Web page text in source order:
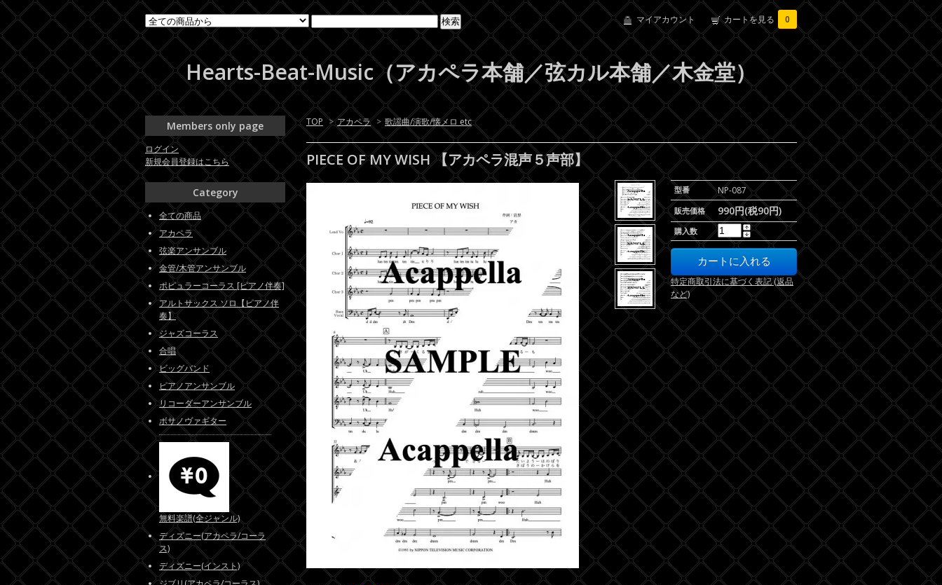
マイアカウント カートを見る 0
Hearts-Beat-Music（アカペラ本舗／弦カル本舗／木金堂）
TOP > アカペラ > 歌謡曲/演歌/懐メロ etc
PIECE OF MY WISH 【アカペラ混声５声部】
型番 NP-087
販売価格 990円(税90円)
購入数
特定商取引法に基づく表記 (返品
など)
Members only page
ログイン
新規会員登録はこちら
Category
全ての商品
アカペラ
弦楽アンサンブル
金管/木管アンサンブル
ポピュラーコーラス [ピアノ伴奏]
アルトサックス ソロ【ピアノ伴
奏】
ジャズコーラス
合唱
ビッグバンド
ピアノアンサンブル
リコーダーアンサンブル
ボサノヴァギター
無料楽譜(全ジャンル)
ディズニー(アカペラ/コーラ
ス)
ディズニー(インスト)